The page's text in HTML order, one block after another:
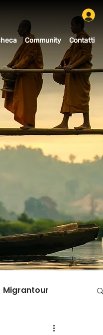
Community Contatti
Migrantour